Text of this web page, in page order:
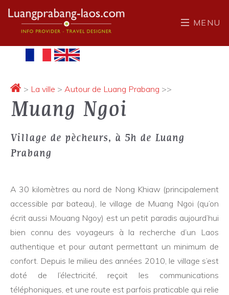
MENU
> La ville > Autour de Luang Prabang >>
Muang Ngoi
Village de pècheurs, à 5h de Luang
Prabang
A 30 kilomètres au nord de Nong Khiaw (principalement
accessible par bateau), le village de Muang Ngoi (qu’on
écrit aussi Mouang Ngoy) est un petit paradis aujourd’hui
bien connu des voyageurs à la recherche d’un Laos
authentique et pour autant permettant un minimum de
confort. Depuis le milieu des années 2010, le village s’est
doté de l’électricité, reçoit les communications
téléphoniques, et une route est parfois praticable qui relie